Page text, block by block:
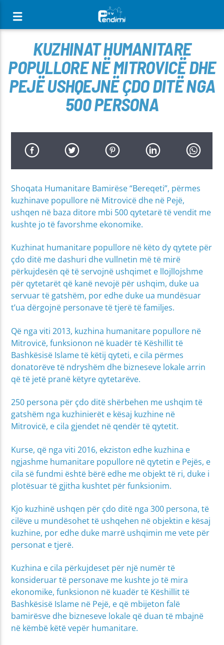
KUZHINAT HUMANITARE
POPULLORE NË MITROVICË DHE
PEJË USHQEJNË ÇDO DITË NGA
500 PERSONA
Shoqata Humanitare Bamirëse “Bereqeti”, përmes
kuzhinave popullore në Mitrovicë dhe në Pejë,
ushqen në baza ditore mbi 500 qytetarë të vendit me
kushte jo të favorshme ekonomike.
Kuzhinat humanitare popullore në këto dy qytete për
çdo ditë me dashuri dhe vullnetin më të mirë
përkujdesën që të servojnë ushqimet e llojllojshme
për qytetarët që kanë nevojë për ushqim, duke ua
servuar të gatshëm, por edhe duke ua mundësuar
t’ua dërgojnë personave të tjerë të familjes.
Që nga viti 2013, kuzhina humanitare popullore në
Mitrovicë, funksionon në kuadër të Këshillit të
Bashkësisë Islame të këtij qyteti, e cila përmes
donatorëve të ndryshëm dhe bizneseve lokale arrin
që të jetë pranë këtyre qytetarëve.
250 persona për çdo ditë shërbehen me ushqim të
gatshëm nga kuzhinierët e kësaj kuzhine në
Mitrovicë, e cila gjendet në qendër të qytetit.
Kurse, që nga viti 2016, ekziston edhe kuzhina e
ngjashme humanitare popullore në qytetin e Pejës, e
cila së fundmi është bërë edhe me objekt të ri, duke i
plotësuar të gjitha kushtet për funksionim.
Kjo kuzhinë ushqen për çdo ditë nga 300 persona, të
cilëve u mundësohet të ushqehen në objektin e kësaj
kuzhine, por edhe duke marrë ushqimin me vete për
personat e tjerë.
Kuzhina e cila përkujdeset për një numër të
konsideruar të personave me kushte jo të mira
ekonomike, funksionon në kuadër të Këshillit të
Bashkësisë Islame në Pejë, e që mbijeton falë
bamirësve dhe bizneseve lokale që duan të mbajnë
në këmbë këtë vepër humanitare.